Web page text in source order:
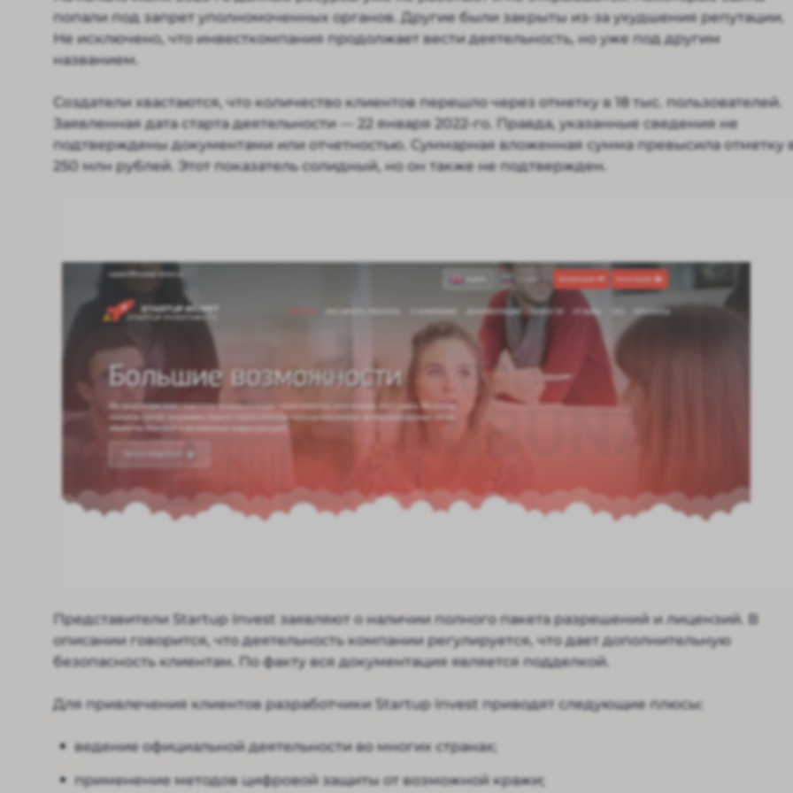
попали под запрет уполномоченных органов. Другие были закрыты из-за ухудшения репутации.
Не исключено, что инвесткомпания продолжает вести деятельность, но уже под другим
названием.
Создатели хвастаются, что количество клиентов перешло через отметку в 18 тыс. пользователей.
Заявленная дата старта деятельности — 22 января 2022-го. Правда, указанные сведения не
подтверждены документами или отчетностью. Суммарная вложенная сумма превысила отметку
250 млн рублей. Этот показатель солидный, но он также не подтвержден.
Представители Startup Invest заявляют о наличии полного пакета разрешений и лицензий. В
описании говорится, что деятельность компании регулируется, что дает дополнительную
безопасность клиентам. По факту вся документация является подделкой.
Для привлечения клиентов разработчики Startup Invest приводят следующие плюсы:
ведение официальной деятельности во многих странах;
применение методов цифровой защиты от возможной кражи;